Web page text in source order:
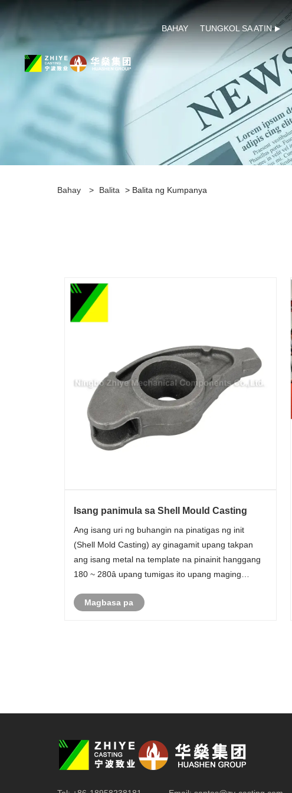
BAHAY TUNGKOL SA ATIN
Bahay > Balita > Balita ng Kumpanya
Isang panimula sa Shell Mould Casting
Ang isang uri ng buhangin na pinatigas ng init
(Shell Mold Casting) ay ginagamit upang takpan
ang isang metal na template na pinainit hanggang
180 ~ 280â upang tumigas ito upang maging
karaniwang 6 ~ 12 mm), at pagkatapos mainit-init
Magbasa pa